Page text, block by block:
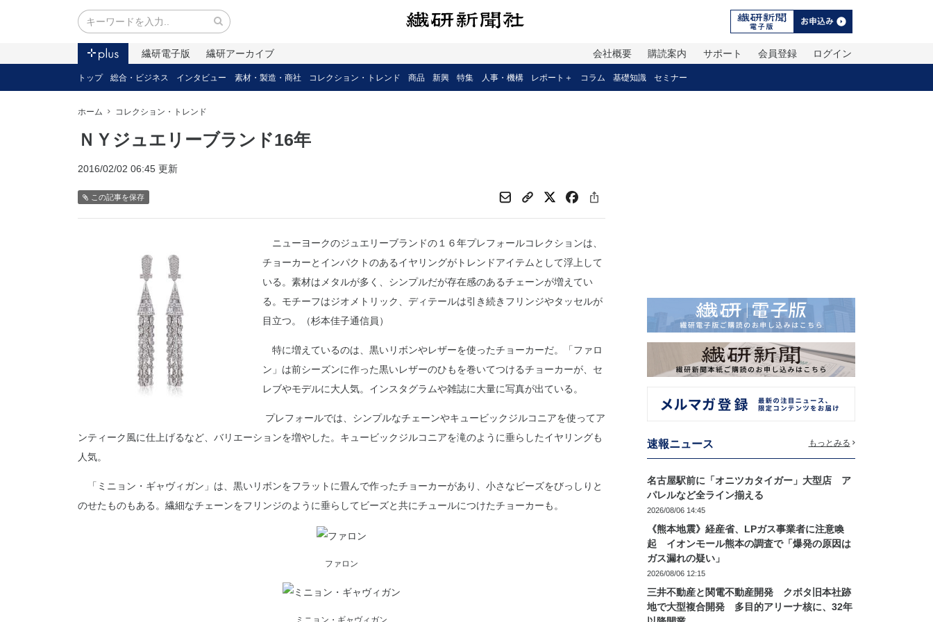
繊研電子版 繊研アーカイブ ログイン
会員登録
サポート
購読案内
会社概要
トップ 総合・ビジネス インタビュー 素材・製造・商社 コレクション・トレンド 商品 新興 特集 人事・機構 レポート＋ コラム 基礎知識 セミナー
ホーム コレクション・トレンド
ＮＹジュエリーブランド16年
2016/02/02 06:45 更新
この記事を保存
ニューヨークのジュエリーブランドの１６年プレフォールコレクションは、
チョーカーとインパクトのあるイヤリングがトレンドアイテムとして浮上して
いる。素材はメタルが多く、シンプルだが存在感のあるチェーンが増えてい
る。モチーフはジオメトリック、ディテールは引き続きフリンジやタッセルが
目立つ。（杉本佳子通信員）
特に増えているのは、黒いリボンやレザーを使ったチョーカーだ。「ファロ
ン」は前シーズンに作った黒いレザーのひもを巻いてつけるチョーカーが、セ
レブやモデルに大人気。インスタグラムや雑誌に大量に写真が出ている。
プレフォールでは、シンプルなチェーンやキュービックジルコニアを使ってア
ンティーク風に仕上げるなど、バリエーションを増やした。キュービックジルコニアを滝のように垂らしたイヤリングも
人気。
「ミニョン・ギャヴィガン」は、黒いリボンをフラットに畳んで作ったチョーカーがあり、小さなビーズをびっしりと
のせたものもある。繊細なチェーンをフリンジのように垂らしてビーズと共にチュールにつけたチョーカーも。
ファロン
ミニョン・ギャヴィガン
速報ニュース もっとみる
名古屋駅前に「オニツカタイガー」大型店 ア
パレルなど全ライン揃える
2026/08/06 14:45
《熊本地震》経産省、LPガス事業者に注意喚
起 イオンモール熊本の調査で「爆発の原因は
ガス漏れの疑い」
2026/08/06 12:15
三井不動産と関電不動産開発 クボタ旧本社跡
地で大型複合開発 多目的アリーナ核に、32年